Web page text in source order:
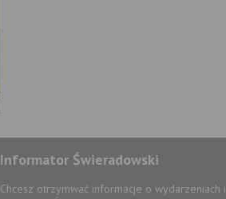
Informator Świeradowski
Chcesz otrzymwać informacje o wydarzeniach i